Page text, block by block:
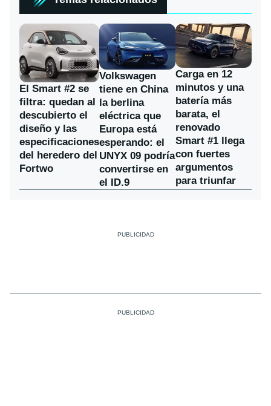
El Smart #2 se
filtra: quedan al
descubierto el
diseño y las
especificaciones
del heredero del
Fortwo
Volkswagen
tiene en China
la berlina
eléctrica que
Europa está
esperando: el
UNYX 09 podría
convertirse en
el ID.9
Carga en 12
minutos y una
batería más
barata, el
renovado
Smart #1 llega
con fuertes
argumentos
para triunfar